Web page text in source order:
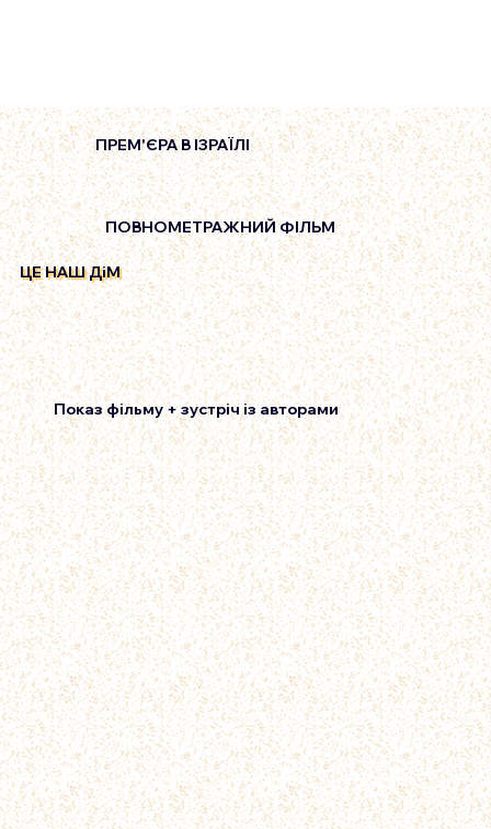
ПРЕМ'ЄРА В ІЗРАЇЛІ
ЦЕ НАШ ДiМ
ПОВНОМЕТРАЖНИЙ ФІЛЬМ
Показ фільму + зустріч із авторами